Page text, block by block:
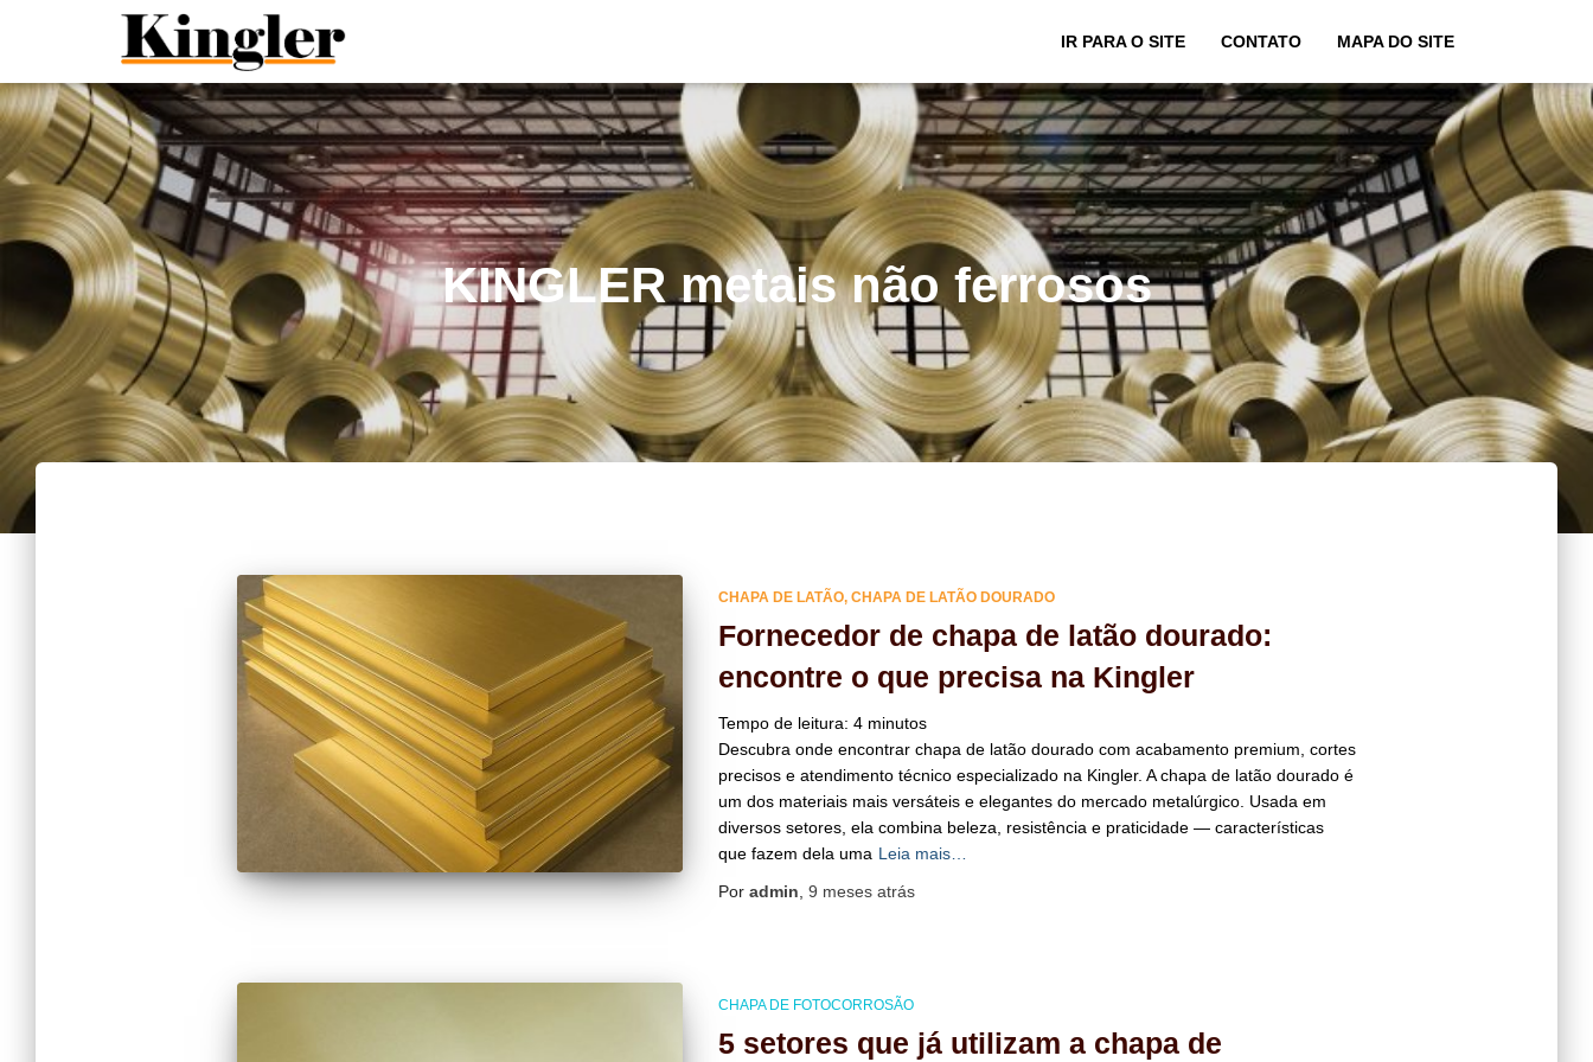
IR PARA O SITE
CONTATO MAPA DO SITE
KINGLER metais não ferrosos
CHAPA DE LATÃO CHAPA DE LATÃO DOURADO
Fornecedor de chapa de latão dourado:
encontre o que precisa na Kingler
Tempo de leitura: 4 minutos
Descubra onde encontrar chapa de latão dourado com acabamento premium, cortes
precisos e atendimento técnico especializado na Kingler. A chapa de latão dourado é
um dos materiais mais versáteis e elegantes do mercado metalúrgico. Usada em
diversos setores, ela combina beleza, resistência e praticidade — características
que fazem dela uma Leia mais…
Por admin 9 mesesatrás
CHAPA DE FOTOCORROSÃO
5 setores que já utilizam a chapa de